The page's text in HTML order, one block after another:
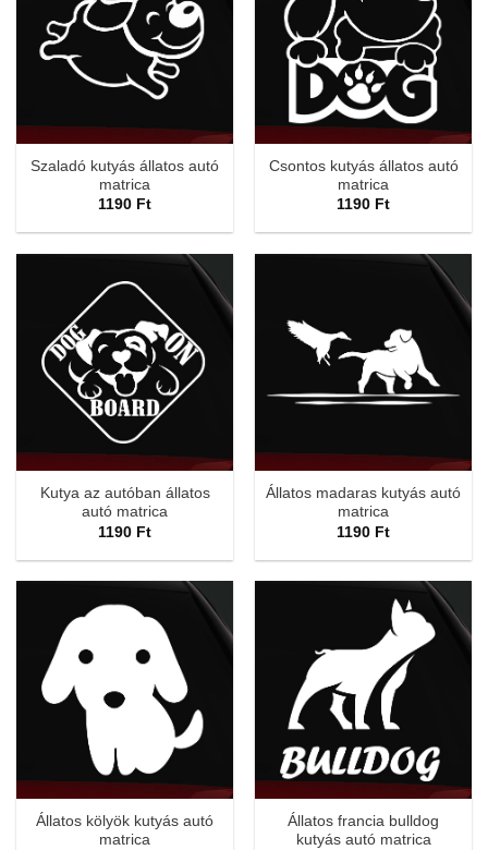
Szaladó kutyás állatos autó
matrica
1190 Ft
Csontos kutyás állatos autó
matrica
1190 Ft
Kutya az autóban állatos
autó matrica
1190 Ft
Állatos madaras kutyás autó
matrica
1190 Ft
Állatos kölyök kutyás autó
matrica
Állatos francia bulldog
kutyás autó matrica